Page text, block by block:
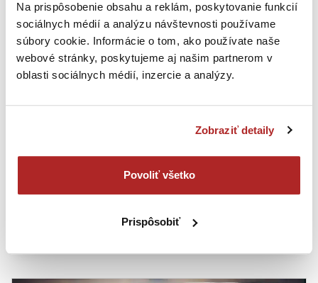
Na prispôsobenie obsahu a reklám, poskytovanie funkcií
sociálnych médií a analýzu návštevnosti používame
súbory cookie. Informácie o tom, ako používate naše
webové stránky, poskytujeme aj našim partnerom v
oblasti sociálnych médií, inzercie a analýzy.
Zobraziť detaily
Povoliť všetko
Prispôsobiť
BASIC
TAKTISCHES WOCHENENDE
Kursniveau: BASIC
möglich
Personen unter 18 Jahren dürfen nicht am Kurs
teilnehmen
ZUM KURS GEHEN